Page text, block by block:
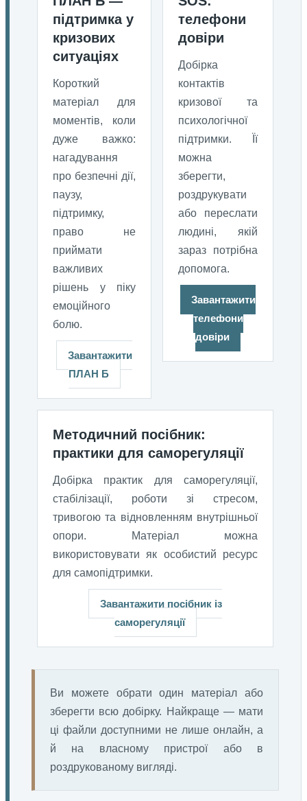
підтримка у
кризових
ситуаціях
Короткий
матеріал для
моментів, коли
дуже важко:
нагадування
про безпечні дії,
паузу,
підтримку,
право не
приймати
важливих
рішень у піку
емоційного
болю.
Завантажити
ПЛАН Б
телефони
довіри
Добірка
контактів
кризової та
психологічної
підтримки. Її
можна
зберегти,
роздрукувати
або переслати
людині, якій
зараз потрібна
допомога.
Завантажити
телефони
довіри
Методичний посібник:
практики для саморегуляції
Добірка практик для саморегуляції,
стабілізації, роботи зі стресом,
тривогою та відновленням внутрішньої
опори. Матеріал можна
використовувати як особистий ресурс
для самопідтримки.
Завантажити посібник із
саморегуляції
Ви можете обрати один матеріал або
зберегти всю добірку. Найкраще — мати
ці файли доступними не лише онлайн, а
й на власному пристрої або в
роздрукованому вигляді.